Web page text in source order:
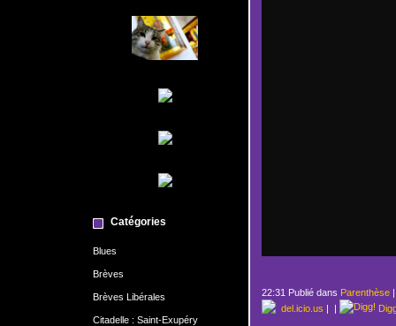
Catégories
Blues
Brèves
Brèves Libérales
Citadelle : Saint-Exupéry
22:31 Publié dans Parenthèse
del.icio.us | |